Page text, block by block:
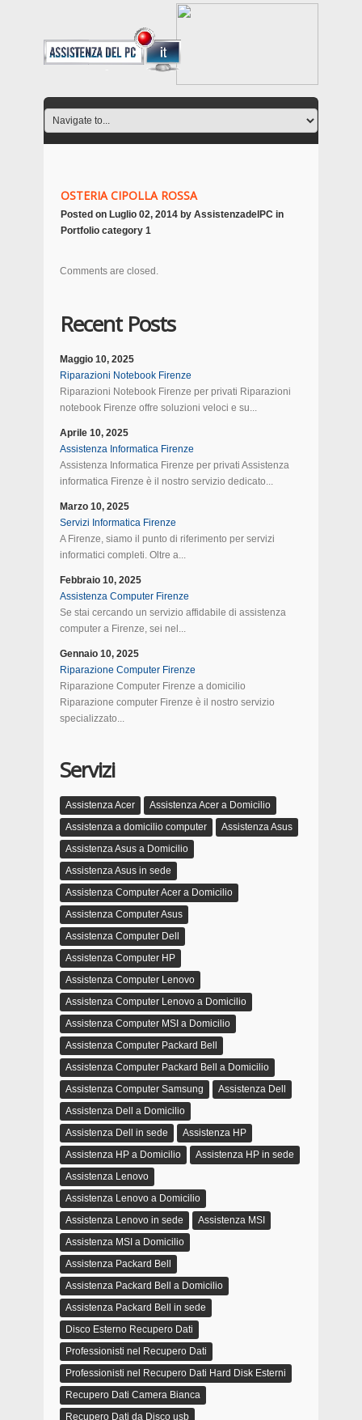
OSTERIA CIPOLLA ROSSA
Posted on Luglio 02, 2014 by AssistenzadelPC in
Portfolio category 1
Comments are closed.
Recent Posts
Maggio 10, 2025
Riparazioni Notebook Firenze
Riparazioni Notebook Firenze per privati Riparazioni
notebook Firenze offre soluzioni veloci e su...
Aprile 10, 2025
Assistenza Informatica Firenze
Assistenza Informatica Firenze per privati Assistenza
informatica Firenze è il nostro servizio dedicato...
Marzo 10, 2025
Servizi Informatica Firenze
A Firenze, siamo il punto di riferimento per servizi
informatici completi. Oltre a...
Febbraio 10, 2025
Assistenza Computer Firenze
Se stai cercando un servizio affidabile di assistenza
computer a Firenze, sei nel...
Gennaio 10, 2025
Riparazione Computer Firenze
Riparazione Computer Firenze a domicilio
Riparazione computer Firenze è il nostro servizio
specializzato...
Servizi
Assistenza Acer
Assistenza Acer a Domicilio
Assistenza a domicilio computer
Assistenza Asus
Assistenza Asus a Domicilio
Assistenza Asus in sede
Assistenza Computer Acer a Domicilio
Assistenza Computer Asus
Assistenza Computer Dell
Assistenza Computer HP
Assistenza Computer Lenovo
Assistenza Computer Lenovo a Domicilio
Assistenza Computer MSI a Domicilio
Assistenza Computer Packard Bell
Assistenza Computer Packard Bell a Domicilio
Assistenza Computer Samsung
Assistenza Dell
Assistenza Dell a Domicilio
Assistenza Dell in sede
Assistenza HP
Assistenza HP a Domicilio
Assistenza HP in sede
Assistenza Lenovo
Assistenza Lenovo a Domicilio
Assistenza Lenovo in sede
Assistenza MSI
Assistenza MSI a Domicilio
Assistenza Packard Bell
Assistenza Packard Bell a Domicilio
Assistenza Packard Bell in sede
Disco Esterno Recupero Dati
Professionisti nel Recupero Dati
Professionisti nel Recupero Dati Hard Disk Esterni
Recupero Dati Camera Bianca
Recupero Dati da Disco usb